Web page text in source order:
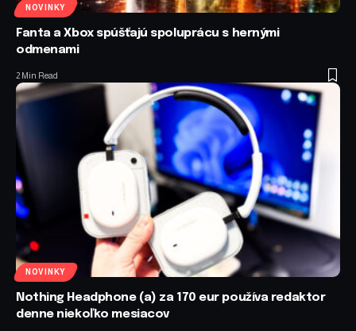
NOVINKY
Fanta a Xbox spúšťajú spoluprácu s hernými
odmenami
2 Min Read
NOVINKY
Nothing Headphone (a) za 170 eur používa redaktor
denne niekoľko mesiacov